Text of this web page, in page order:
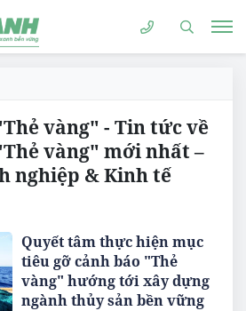
vàng" - Tin tức về
vàng" mới nhất –
nghiệp & Kinh tế
Quyết tâm thực hiện mục
tiêu gỡ cảnh báo "Thẻ
vàng" hướng tới xây dựng
ngành thủy sản bền vững